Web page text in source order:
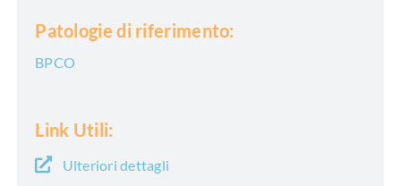
Patologie di riferimento:
BPCO
Link Utili:
Ulteriori dettagli